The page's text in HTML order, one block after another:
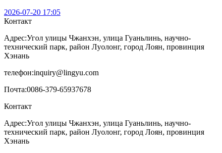
2026-07-20 17:05
Контакт
Адрес:Угол улицы Чжанхэн, улица Гуаньлинь, научно-
технический парк, район Луолонг, город Лоян, провинция
Хэнань
телефон:inquiry@lingyu.com
Почта:0086-379-65937678
Контакт
Адрес:Угол улицы Чжанхэн, улица Гуаньлинь, научно-
технический парк, район Луолонг, город Лоян, провинция
Хэнань